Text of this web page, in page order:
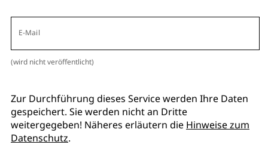
E-Mail
(wird nicht veröffentlicht)
Zur Durchführung dieses Service werden Ihre Daten
gespeichert. Sie werden nicht an Dritte
weitergegeben! Näheres erläutern die Hinweise zum
Datenschutz.